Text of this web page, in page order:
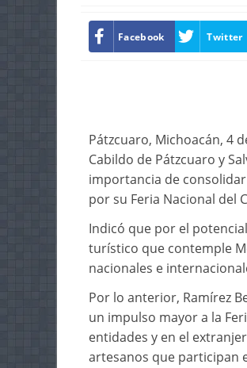
Facebook Twitter
Pátzcuaro, Michoacán, 4
Cabildo de Pátzcuaro y
importancia de
por su Feria Nacional del
Indicó que por el
turístico que contemple
nacionales e
Por lo anterior, Ramírez
un impulso mayor a la
entidades y en el
artesanos que participan